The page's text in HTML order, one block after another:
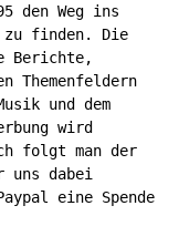
den Weg ins
finden. Die
Berichte,
und dem
wird
folgt man der
uns dabei
eine Spende